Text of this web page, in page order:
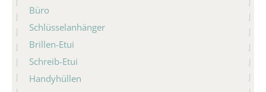
Büro
Schlüsselanhänger
Brillen-Etui
Schreib-Etui
Handyhüllen